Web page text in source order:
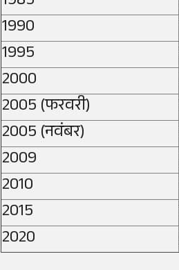
1990
1995
2000
2005 (फरवरी)
2005 (नवंबर)
2009
2010
2015
2020